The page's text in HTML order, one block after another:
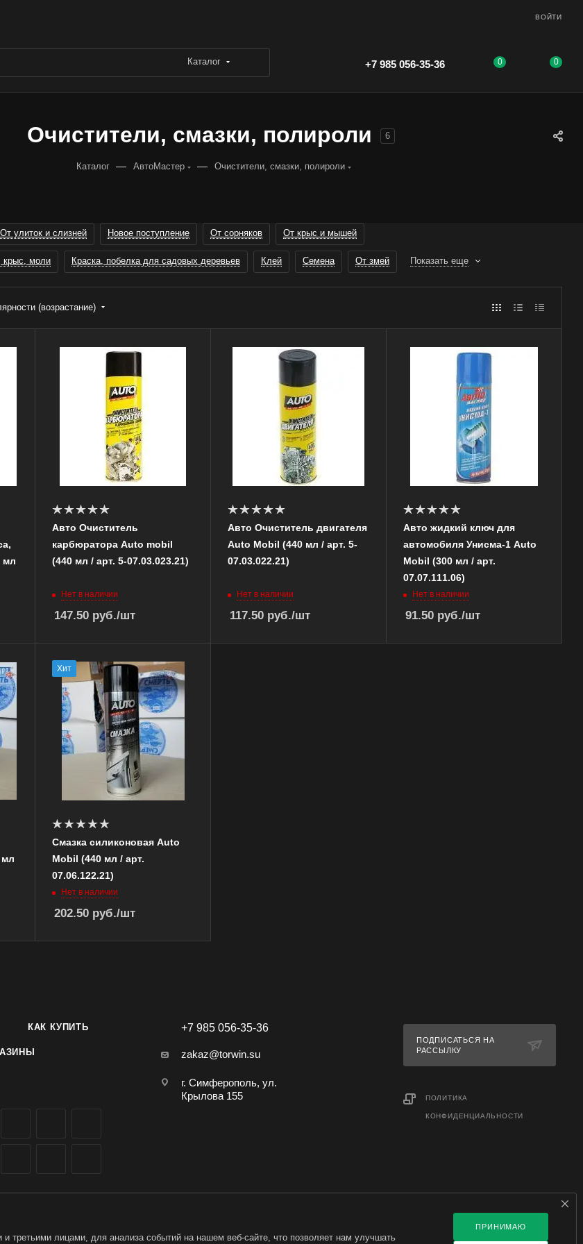
ВОЙТИ
Каталог +7 985 056-35-36 0 0
Очистители, смазки, полироли 6
Каталог — АвтоМастер — Очистители, смазки, полироли
От улиток и слизней Новое поступление От сорняков От крыс и мышей
крыс, моли Краска, побелка для садовых деревьев Клей Семена От змей Показать еще
(возрастание)
мл
Авто Очиститель
карбюратора Auto mobil
(440 мл / арт. 5-07.03.023.21)
Нет в наличии
147.50 руб./шт
Авто Очиститель двигателя
Auto Mobil (440 мл / арт. 5-
07.03.022.21)
Нет в наличии
117.50 руб./шт
Авто жидкий ключ для
автомобиля Унисма-1 Auto
Mobil (300 мл / арт.
07.07.111.06)
Нет в наличии
91.50 руб./шт
мл
Хит
Смазка силиконовая Auto
Mobil (440 мл / арт.
07.06.122.21)
Нет в наличии
202.50 руб./шт
КАК КУПИТЬ +7 985 056-35-36
zakaz@torwin.su
г. Симферополь, ул.
Крылова 155
ПОДПИСАТЬСЯ НА
РАССЫЛКУ
ПОЛИТИКА
КОНФИДЕНЦИАЛЬНОСТИ
лицами, для анализа событий на нашем веб-сайте, что позволяет нам улучшать
ПРИНИМАЮ